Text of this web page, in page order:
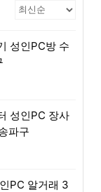
성인PC방 수
성인PC 장사
파구
PC 알거래 3